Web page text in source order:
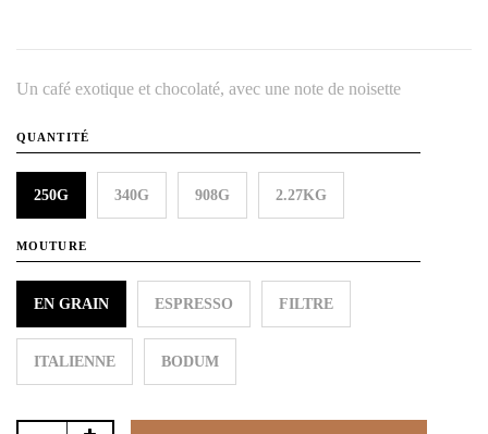
Un café exotique et chocolaté, avec une note de noisette
QUANTITÉ
250G 340G 908G 2.27KG
MOUTURE
EN GRAIN ESPRESSO FILTRE
ITALIENNE BODUM